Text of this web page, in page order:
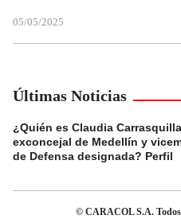
05/05/2025
Últimas Noticias
¿Quién es Claudia
exconcejal de Medellín y
de Defensa designada? Perfil
© CARACOL S.A. Todos